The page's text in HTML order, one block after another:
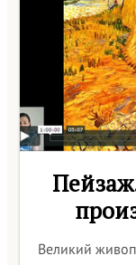
Великий